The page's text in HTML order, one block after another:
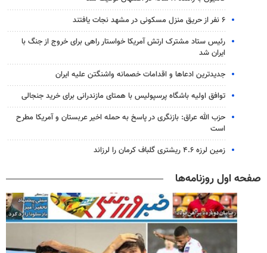
۶ نفر از حریق منزل مسکونی در مشهد نجات یافتند
رئیس ستاد مشترک ارتش آمریکا خواستار راهی برای خروج از جنگ با
ایران شد
جدیدترین ادعاها و اقدامات خصمانه واشنگتن علیه ایران
توافق اولیه باشگاه پرسپولیس با همتای مازندرانی برای خرید جنجالی
حزب الله عراق: بازنگری در پاسخ به حمله اخیر عربستان و آمریکا مطرح
است
زمین لرزه ۴.۶ ریشتری گلباف کرمان را لرزاند
صفحه اول روزنامه‌ها